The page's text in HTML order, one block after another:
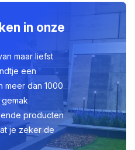
in onze
maar liefst
een
meer dan 1000
producten
je zeker de